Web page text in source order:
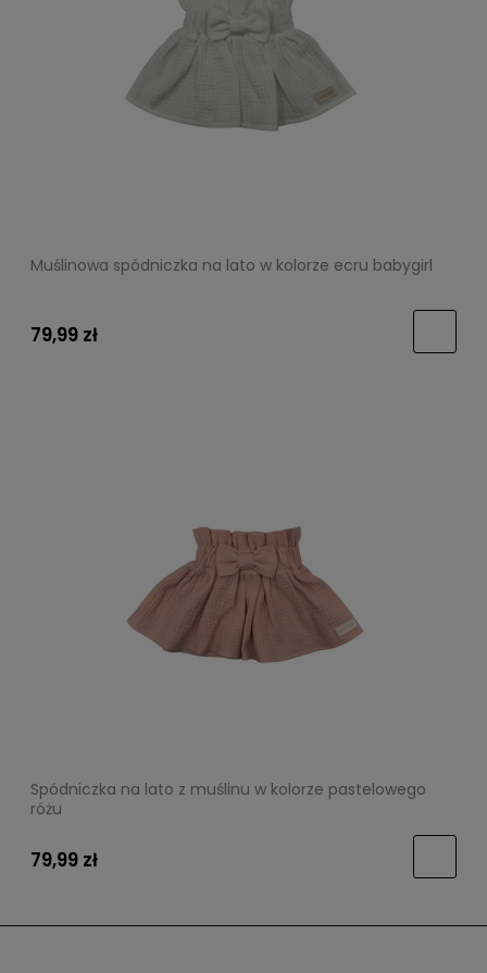
Muślinowa spódniczka na lato w kolorze ecru babygirl
79,99 zł
Spódniczka na lato z muślinu w kolorze pastelowego
różu
79,99 zł